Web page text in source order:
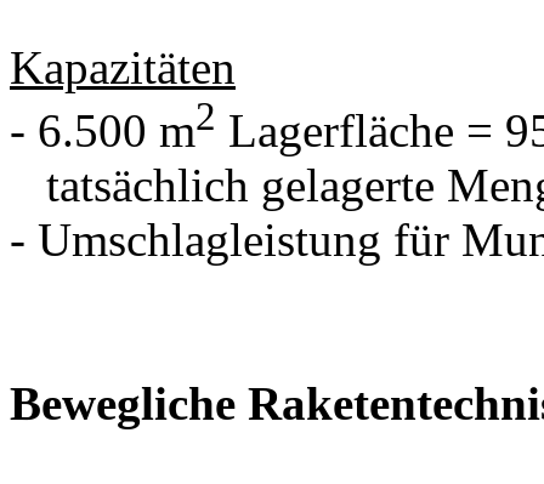
Kapazitäten
- 6.500 m2 Lagerfläche =
tatsächlich gelagerte
- Umschlagleistung für
Bewegliche